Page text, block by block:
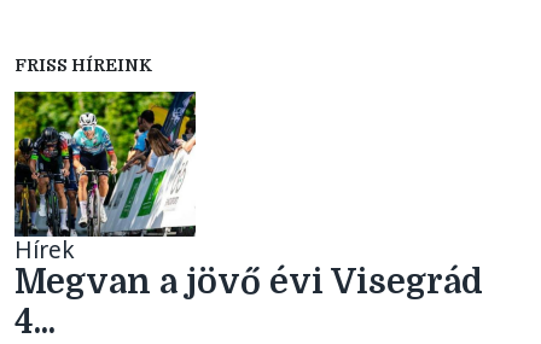
FRISS HÍREINK
Hírek
Megvan a jövő évi Visegrád
4...